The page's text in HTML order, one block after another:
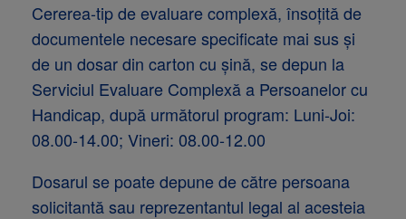
Cererea-tip de evaluare complexă, însoţită de
documentele necesare specificate mai sus şi
de un dosar din carton cu şină, se depun la
Serviciul Evaluare Complexă a Persoanelor cu
Handicap, după următorul program: Luni-Joi:
08.00-14.00; Vineri: 08.00-12.00
Dosarul se poate depune de către persoana
solicitantă sau reprezentantul legal al acesteia